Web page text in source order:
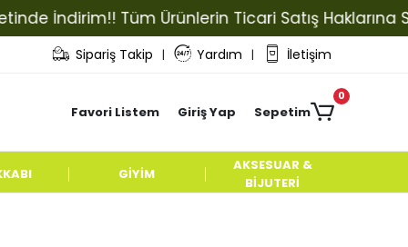
İndirim!! Tüm Ürünlerin Ticari Satış Haklarına
Sipariş Takip | Yardım | İletişim
Favori Listem Giriş Yap Sepetim
0
GİYİM
AKSESUAR &
BİJUTERİ